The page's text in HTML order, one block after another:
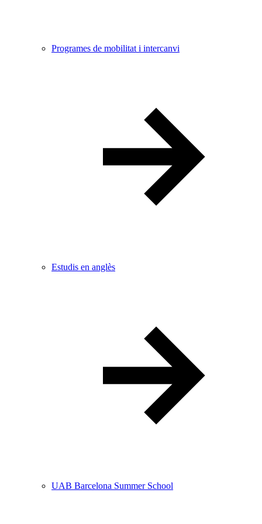
Programes de mobilitat i intercanvi
Estudis en anglès
UAB Barcelona Summer School